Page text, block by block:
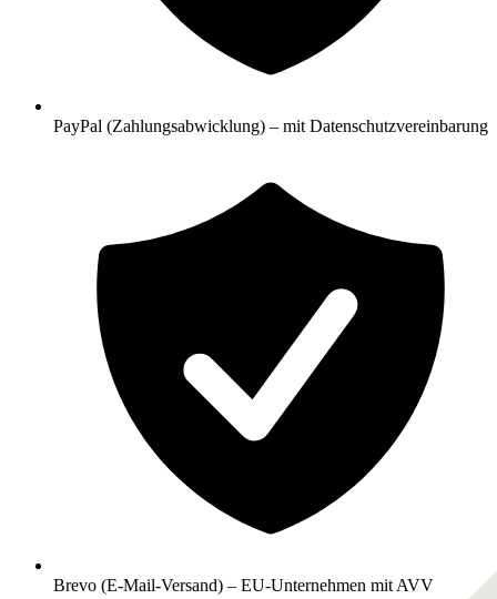
PayPal (Zahlungsabwicklung) – mit Datenschutzvereinbarung
Brevo (E-Mail-Versand) – EU-Unternehmen mit AVV